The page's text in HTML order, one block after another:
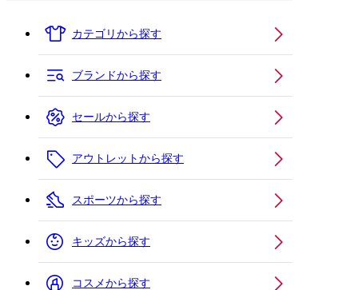
カテゴリから探す
ブランドから探す
セールから探す
アウトレットから探す
スポーツから探す
キッズから探す
コスメから探す